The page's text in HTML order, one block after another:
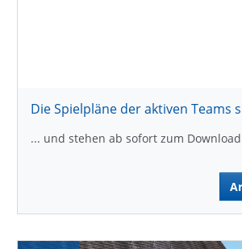
Die Spielpläne der aktiven Teams
... und stehen ab sofort zum